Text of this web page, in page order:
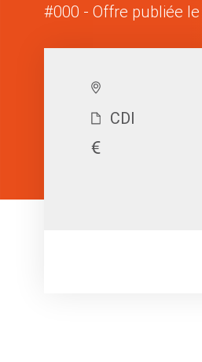
#000 - Offre publiée le
CDI